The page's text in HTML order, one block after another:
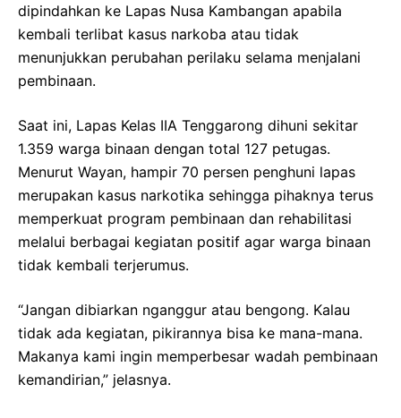
dipindahkan ke Lapas Nusa Kambangan apabila
kembali terlibat kasus narkoba atau tidak
menunjukkan perubahan perilaku selama menjalani
pembinaan.
Saat ini, Lapas Kelas IIA Tenggarong dihuni sekitar
1.359 warga binaan dengan total 127 petugas.
Menurut Wayan, hampir 70 persen penghuni lapas
merupakan kasus narkotika sehingga pihaknya terus
memperkuat program pembinaan dan rehabilitasi
melalui berbagai kegiatan positif agar warga binaan
tidak kembali terjerumus.
“Jangan dibiarkan nganggur atau bengong. Kalau
tidak ada kegiatan, pikirannya bisa ke mana-mana.
Makanya kami ingin memperbesar wadah pembinaan
kemandirian,” jelasnya.